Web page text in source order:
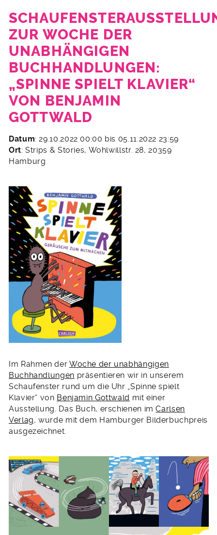
ZUR WOCHE DER
UNABHÄNGIGEN
BUCHHANDLUNGEN:
„SPINNE SPIELT KLAVIER“
VON BENJAMIN
GOTTWALD
19.
Oktober
2022
Datum: 29.10.2022 00:00 bis 05.11.2022 23:59
Ort: Strips & Stories, Wohlwillstr. 28, 20359
Hamburg
Im Rahmen der Woche der unabhängigen
Buchhandlungen präsentieren wir in unserem
Schaufenster rund um die Uhr „Spinne spielt
Klavier“ von Benjamin Gottwald mit einer
Ausstellung. Das Buch, erschienen imCarlsen
Verlag, wurde mit dem Hamburger Bilderbuchpreis
ausgezeichnet.